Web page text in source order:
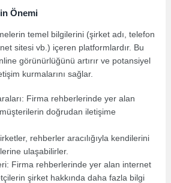
Önemi
temel bilgilerini (şirket adı, telefon
sitesi vb.) içeren platformlardır. Bu
görünürlüğünü artırır ve potansiyel
kurmalarını sağlar.
Firma rehberlerinde yer alan
doğrudan iletişime
rehberler aracılığıyla kendilerini
ulaşabilirler.
Firma rehberlerinde yer alan internet
şirket hakkında daha fazla bilgi